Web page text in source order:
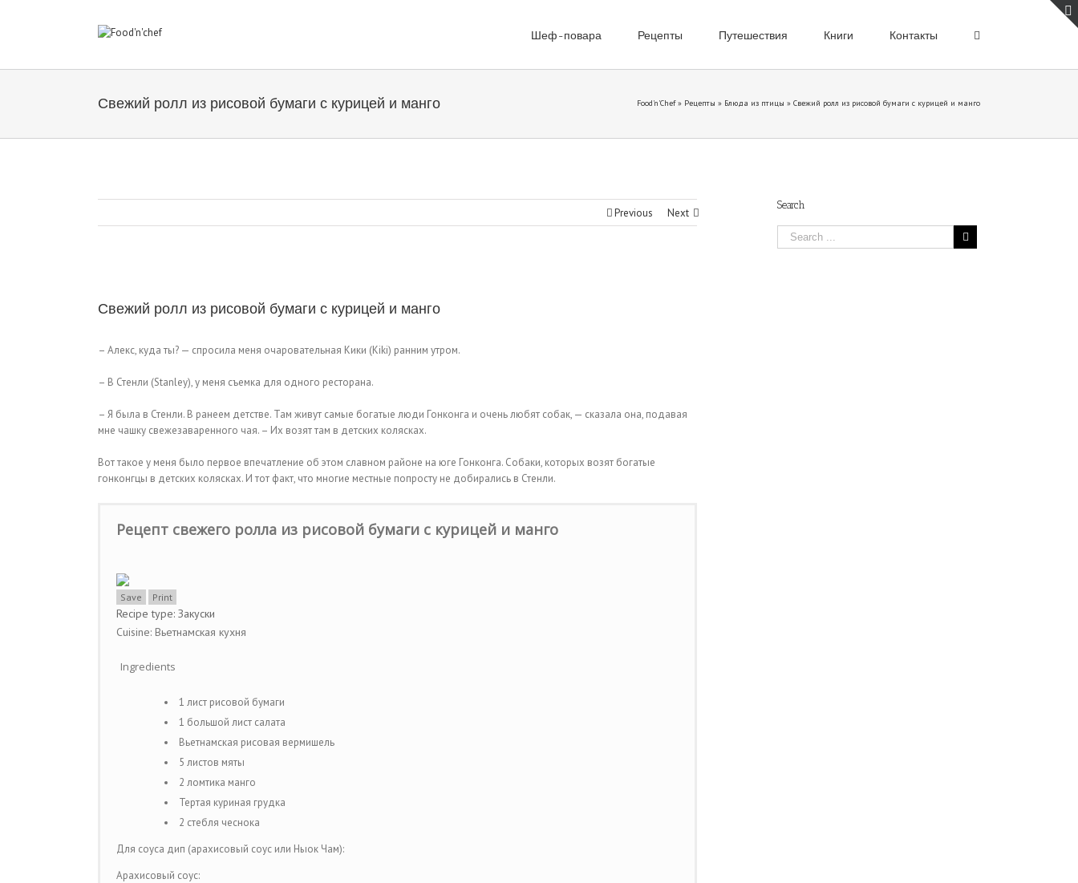
Шеф-повара Рецепты Путешествия Книги Контакты
Свежий ролл из рисовой бумаги с курицей и манго Food'n'Chef» Рецепты » Блюда из птицы » Свежий ролл из рисовой бумаги с курицей и манго
Previous Next
Свежий ролл из рисовой бумаги с курицей и манго
– Алекс, куда ты? — спросила меня очаровательная Кики (Kiki) ранним утром.
– В Стенли (Stanley), у меня съемка для одного ресторана.
– Я была в Стенли. В ранеем детстве. Там живут самые богатые люди Гонконга и очень любят собак, — сказала она, подавая
мне чашку свежезаваренного чая. – Их возят там в детских колясках.
Вот такое у меня было первое впечатление об этом славном районе на юге Гонконга. Собаки, которых возят богатые
гонконгцы в детских колясках. И тот факт, что многие местные попросту не добирались в Стенли.
Рецепт свежего ролла из рисовой бумаги с курицей и манго
Save Print
Recipe type: Закуски
Cuisine: Вьетнамская кухня
Ingredients
1 лист рисовой бумаги
1 большой лист салата
Вьетнамская рисовая вермишель
5 листов мяты
2 ломтика манго
Тертая куриная грудка
2 стебля чеснока
Для соуса дип (арахисовый соус или Ныок Чам):
Арахисовый соус:
Search